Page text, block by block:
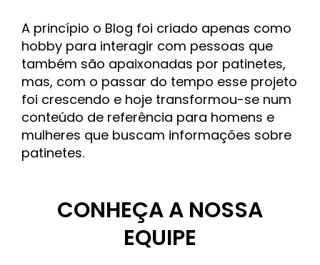
A princípio o Blog foi criado apenas como
hobby para interagir com pessoas que
também são apaixonadas por patinetes,
mas, com o passar do tempo esse projeto
foi crescendo e hoje transformou-se num
conteúdo de referência para homens e
mulheres que buscam informações sobre
patinetes.
CONHEÇA A NOSSA
EQUIPE